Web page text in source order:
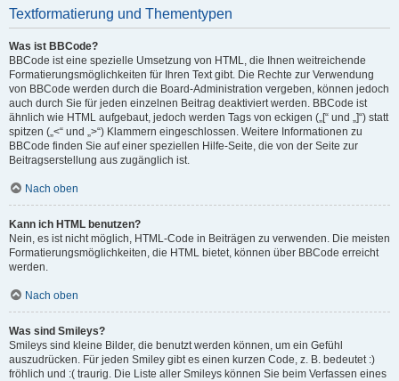
Textformatierung und Thementypen
Was ist BBCode?
BBCode ist eine spezielle Umsetzung von HTML, die Ihnen weitreichende
Formatierungsmöglichkeiten für Ihren Text gibt. Die Rechte zur Verwendung
von BBCode werden durch die Board-Administration vergeben, können jedoch
auch durch Sie für jeden einzelnen Beitrag deaktiviert werden. BBCode ist
ähnlich wie HTML aufgebaut, jedoch werden Tags von eckigen („[“ und „]“) statt
spitzen („<“ und „>“) Klammern eingeschlossen. Weitere Informationen zu
BBCode finden Sie auf einer speziellen Hilfe-Seite, die von der Seite zur
Beitragserstellung aus zugänglich ist.
Nach oben
Kann ich HTML benutzen?
Nein, es ist nicht möglich, HTML-Code in Beiträgen zu verwenden. Die meisten
Formatierungsmöglichkeiten, die HTML bietet, können über BBCode erreicht
werden.
Nach oben
Was sind Smileys?
Smileys sind kleine Bilder, die benutzt werden können, um ein Gefühl
auszudrücken. Für jeden Smiley gibt es einen kurzen Code, z. B. bedeutet :)
fröhlich und :( traurig. Die Liste aller Smileys können Sie beim Verfassen eines